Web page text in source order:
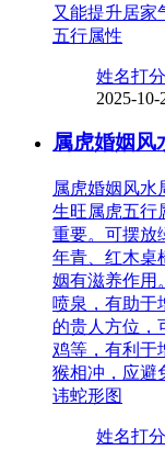
又能提升居家
五行属性
姓名打分
2025-10-
属虎婚姻风
属虎婚姻风水
生旺属虎五行
重要。可摆放
年青、红木桌
姻有滋养作用
喷泉，有助于
的贵人方位，
鸡等，有利于
猴相冲，应避
讳蛇形图
姓名打分